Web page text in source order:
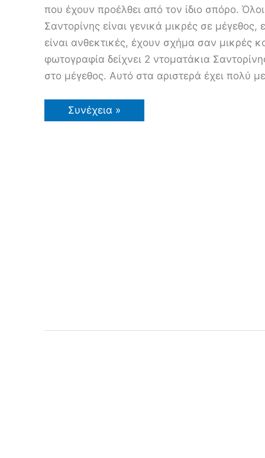
που έχουν προέλθει από τον ίδιο σπόρο.
Σαντορίνης είναι γενικά μικρές σε μέγεθος,
είναι ανθεκτικές, έχουν σχήμα σαν μικρές
φωτογραφία δείχνει 2 ντοματάκια
στο μέγεθος. Αυτό στα αριστερά έχει πολύ
Ντοματάκι
Σαντορίνης
Συνέχεια »